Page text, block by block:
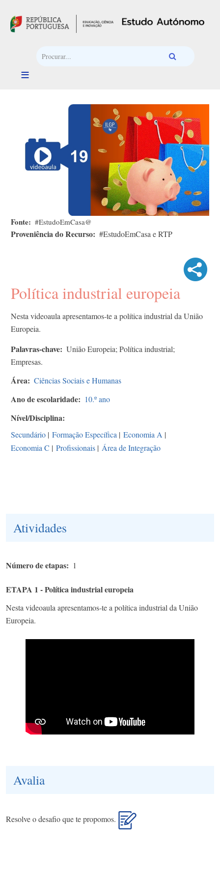
Fonte #EstudoEmCasa@
Proveniência do Recurso #EstudoEmCasa e RTP
Política industrial europeia
Nesta videoaula apresentamos-te a política industrial da União
Europeia.
Palavras-chave
União Europeia; Política industrial;
Empresas.
Área Ciências Sociais e Humanas
Ano de escolaridade 10.º ano
Nível/Disciplina
Secundário | Formação Específica | Economia A |
Economia C | Profissionais | Área de Integração
Atividades
Número de etapas 1
ETAPA 1 - Política industrial europeia
Nesta videoaula apresentamos-te a política industrial da União
Europeia.
Avalia
Resolve o desafio que te propomos.